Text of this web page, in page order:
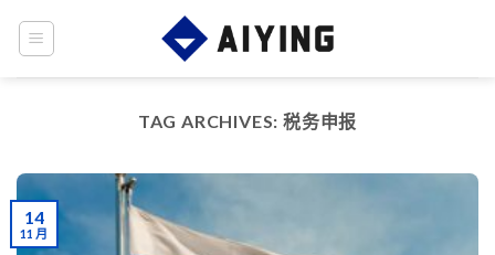
TAG ARCHIVES: 税务申报
14
11 月